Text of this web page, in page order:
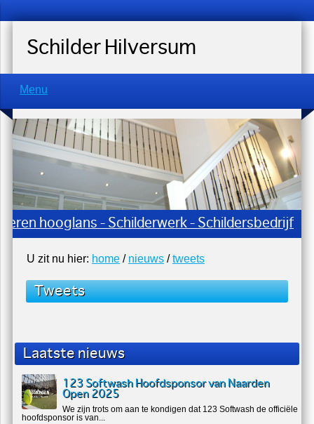
Schilder Hilversum
Menu
hooglans - Schilderwerk - Schildersbedrijf
U zit nu hier: home/ nieuws/tweets
Tweets
Laatste nieuws
123 Softwash Hoofdsponsor van Naarden
Open 2025
We zijn trots om aan te kondigen dat 123 Softwash de officiële
hoofdsponsor is van...